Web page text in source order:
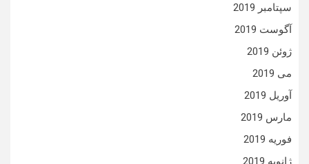
سپتامبر 2019
آگوست 2019
ژوئن 2019
می 2019
آوریل 2019
مارس 2019
فوریه 2019
ژانویه 2019